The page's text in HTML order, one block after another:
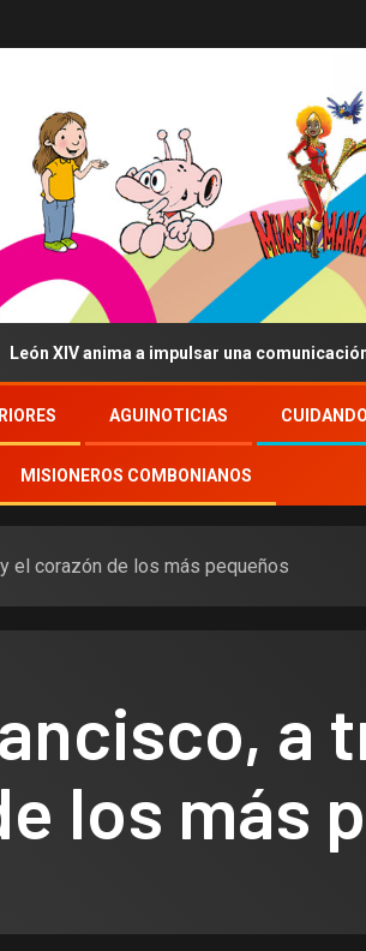
anima a impulsar una comunicación al
AGUINOTICIAS
MISIONEROS COMBONIANOS
el corazón de los más pequeños
a
los más